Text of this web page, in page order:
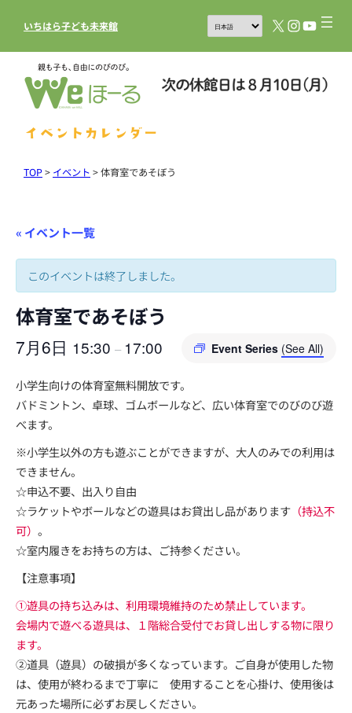
いちはら子ども未来館 X Instagram
YouTube
イベントカレンダー
TOP> イベント >体育室であそぼう
« イベント一覧
このイベントは終了しました。
体育室であそぼう
Event Series (See All)
7月6日 15:30 – 17:00
小学生向けの体育室無料開放です。
バドミントン、卓球、ゴムボールなど、広い体育室でのびのび遊
べます。
※小学生以外の方も遊ぶことができますが、大人のみでの利用は
できません。
☆申込不要、出入り自由
☆ラケットやボールなどの遊具はお貸出し品があります （持込不
可） 。
☆室内履きをお持ちの方は、ご持参ください。
【注意事項】
①遊具の持ち込みは、利用環境維持のため禁止しています。
会場内で遊べる遊具は、１階総合受付でお貸し出しする物に限り
ます。
②道具（遊具）の破損が多くなっています。ご自身が使用した物
は、使用が終わるまで丁寧に 使用することを心掛け、使用後は
元あった場所に必ずお戻しください。